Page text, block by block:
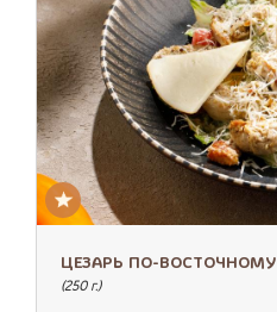
ЦЕЗАРЬ ПО-ВОСТОЧНОМУ
(250 г.)